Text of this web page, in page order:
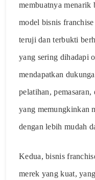
membuatnya menarik
model bisnis
teruji dan terbukti
yang sering dihadapi
mendapatkan
pelatihan,
yang memungkinkan
dengan lebih mudah
Kedua, bisnis
merek yang kuat,